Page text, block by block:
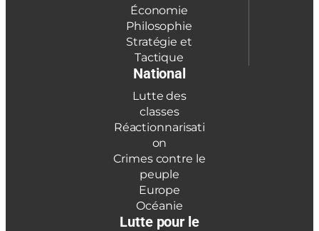
Économie
Philosophie
Stratégie et
Tactique
National
Lutte des
classes
Réactionnarisati
on
Crimes contre le
peuple
Europe
Océanie
Lutte pour le